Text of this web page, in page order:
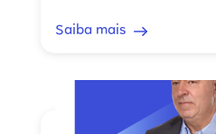
Saiba mais